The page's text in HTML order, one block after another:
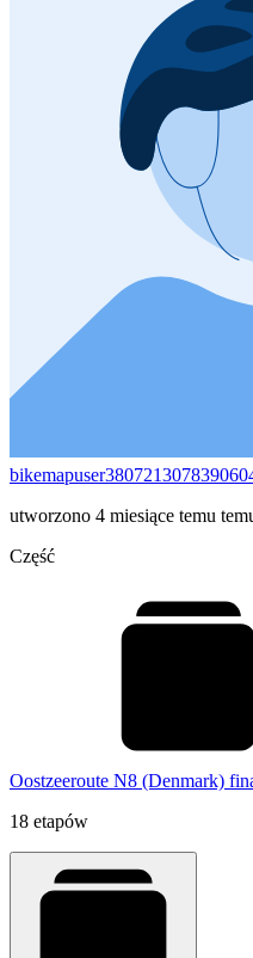
utworzono 4 miesiące temu
Część
Oostzeeroute N8 (Denmark)
18 etapów